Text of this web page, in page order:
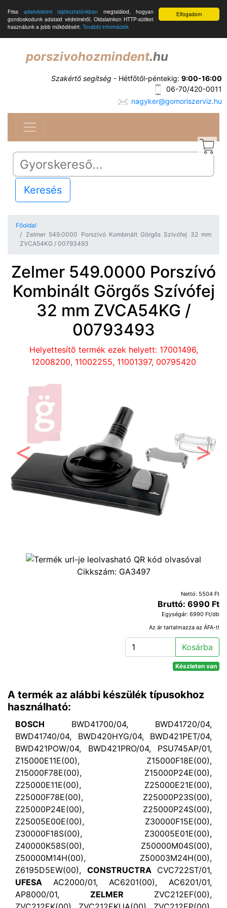
Elfogadom
Friss adatvédelmi tájékoztatónkban megtalálod, hogyan
gondoskodunk adataid védelméről. Oldalainkon HTTP-sütiket
használunk a jobb működésért. További információk
porszivohozmindent.hu
Szakértő segítség - Hétfőtől-péntekig: 9:00-16:00
06-70/420-0011
nagyker@gomoriszerviz.hu
Keresés
Főoldal
Zelmer 549.0000 Porszívó Kombinált Görgős Szívófej 32 mm
ZVCA54KG / 00793493
Zelmer 549.0000 Porszívó
Kombinált Görgős Szívófej
32 mm ZVCA54KG /
00793493
Helyettesítõ termék ezek helyett: 17001496,
12008200, 11002255, 11001397, 00795420
Előző
Cikkszám: GA3497
Nettó: 5504 Ft
Bruttó: 6990 Ft
Egységár: 6990 Ft/db
Az ár tartalmazza az ÁFA-t!
Kosárba
Készleten van
A termék az alábbi készülék típusokhoz
használható:
BOSCH BWD41700/04, BWD41720/04,
BWD41740/04, BWD420HYG/04, BWD421PET/04,
BWD421POW/04, BWD421PRO/04, PSU745AP/01,
Z15000E11E(00), Z15000F18E(00),
Z15000F78E(00), Z15000P24E(00),
Z25000E11E(00), Z25000E21E(00),
Z25000F78E(00), Z25000P23S(00),
Z25000P24E(00), Z25000P24S(00),
Z25005E00E(00), Z30000F15E(00),
Z30000F18S(00), Z30005E01E(00),
Z40000K58S(00), Z50000M04S(00),
Z50000M14H(00), Z50003M24H(00),
Z6195D5EW(00), CONSTRUCTRA CVC722ST/01,
UFESA AC2000/01, AC6201(00), AC6201/01,
AP8000/01, ZELMER ZVC212EF(00),